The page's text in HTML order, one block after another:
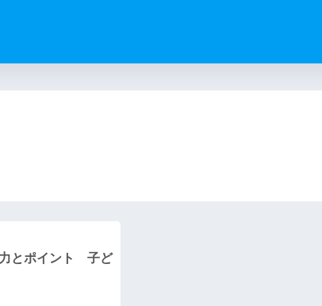
とポイント 子ど